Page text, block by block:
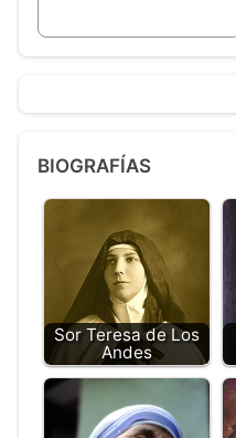
BIOGRAFÍAS
Sor Teresa de Los
Andes